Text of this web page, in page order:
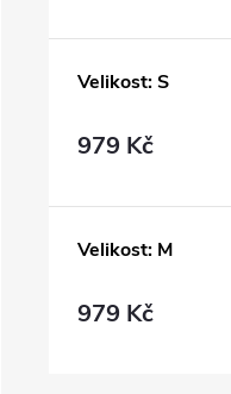
Velikost: S
979 Kč
Velikost: M
979 Kč